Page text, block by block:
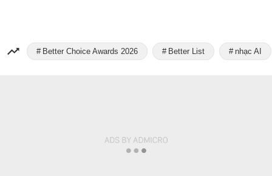
Better Choice Awards 2026 Better List nhạc AI